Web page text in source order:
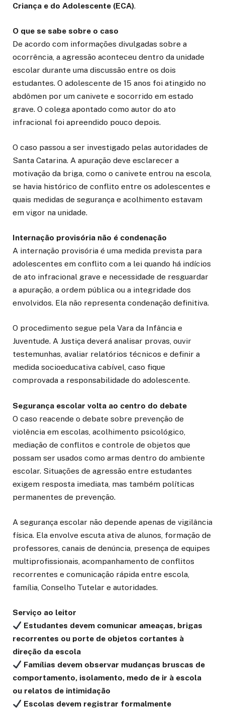
Criança e do Adolescente (ECA).
O que se sabe sobre o caso
De acordo com informações divulgadas sobre a
ocorrência, a agressão aconteceu dentro da unidade
escolar durante uma discussão entre os dois
estudantes. O adolescente de 15 anos foi atingido no
abdômen por um canivete e socorrido em estado
grave. O colega apontado como autor do ato
infracional foi apreendido pouco depois.
O caso passou a ser investigado pelas autoridades de
Santa Catarina. A apuração deve esclarecer a
motivação da briga, como o canivete entrou na escola,
se havia histórico de conflito entre os adolescentes e
quais medidas de segurança e acolhimento estavam
em vigor na unidade.
Internação provisória não é condenação
A internação provisória é uma medida prevista para
adolescentes em conflito com a lei quando há indícios
de ato infracional grave e necessidade de resguardar
a apuração, a ordem pública ou a integridade dos
envolvidos. Ela não representa condenação definitiva.
O procedimento segue pela Vara da Infância e
Juventude. A Justiça deverá analisar provas, ouvir
testemunhas, avaliar relatórios técnicos e definir a
medida socioeducativa cabível, caso fique
comprovada a responsabilidade do adolescente.
Segurança escolar volta ao centro do debate
O caso reacende o debate sobre prevenção de
violência em escolas, acolhimento psicológico,
mediação de conflitos e controle de objetos que
possam ser usados como armas dentro do ambiente
escolar. Situações de agressão entre estudantes
exigem resposta imediata, mas também políticas
permanentes de prevenção.
A segurança escolar não depende apenas de vigilância
física. Ela envolve escuta ativa de alunos, formação de
professores, canais de denúncia, presença de equipes
multiprofissionais, acompanhamento de conflitos
recorrentes e comunicação rápida entre escola,
família, Conselho Tutelar e autoridades.
Serviço ao leitor
Estudantes devem comunicar ameaças, brigas
recorrentes ou porte de objetos cortantes à
direção da escola
Famílias devem observar mudanças bruscas de
comportamento, isolamento, medo de ir à escola
ou relatos de intimidação
Escolas devem registrar formalmente